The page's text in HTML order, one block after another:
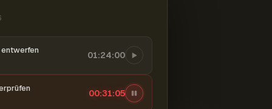
01:24:00
00:31:06